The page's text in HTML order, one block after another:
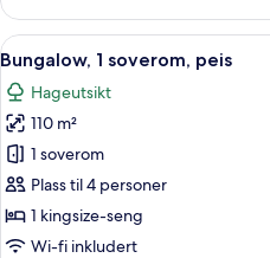
1
kingsize-
seng
sovesofa
Åpne
alle
bildene
av
Bungalow,
1
soverom,
peis
9
Bungalow, 1 soverom, peis
Hageutsikt
110 m²
1 soverom
Plass til 4 personer
1 kingsize-seng
Wi-fi inkludert